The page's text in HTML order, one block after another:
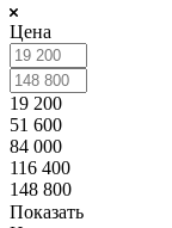
Цена
19 200
51 600
84 000
116 400
148 800
Показать